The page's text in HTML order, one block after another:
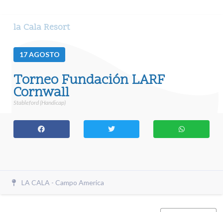
la Cala Resort
17AGOSTO
Torneo Fundación LARF
Cornwall
Stableford (Handicap)
LA CALA - Campo America